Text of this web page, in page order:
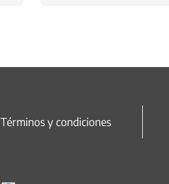
Términos y condiciones